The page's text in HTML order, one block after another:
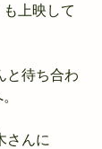
上映して
さんに